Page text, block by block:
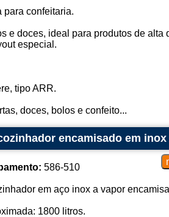
Propósito: Limpar uma
rapidamente.
Funcionamento: Ciclos de lavagem
Balcões de Preparação:
cozimento.
Funcionamento: Geralmente
recipientes de armazenamento e,
Esses são apenas alguns
dependendo do tipo de
principal é garantir eficiência,
escala de alimentos.
para confeitaria.
e doces, ideal para produtos de alta
especial.
tipo ARR.
doces, bolos e confeito...
encamisado em
586-510
em aço inox a vapor
1800 litros.